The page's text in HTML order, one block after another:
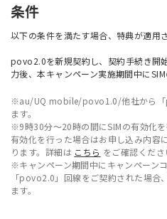
条件
以下の条件を満たす場合、特典が適用さ
povo2.0を新規契約し、契約手続き開
力後、本キャンペーン実施期間中に
※au/UQ mobile/povo1.0/他社から「
ます。
※9時30分〜20時の間にSIMの有効化
有効化を行った場合はお申し込み内容
ります。詳細は こちら をご確認くださ
※キャンペーン期間中にキャンペーン
「povo2.0」回線をご契約された場合
ます。